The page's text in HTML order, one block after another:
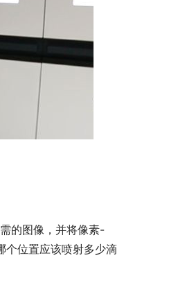
的图像，并将像素-
个位置应该喷射多少滴